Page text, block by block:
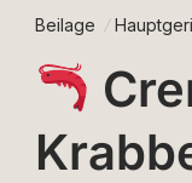
Beilage